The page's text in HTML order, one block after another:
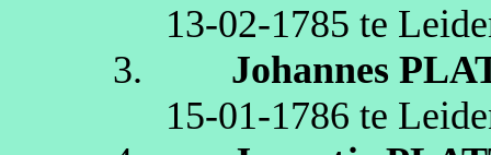
13‑02‑1785 te
3.
Johannes
15‑01‑1786 te